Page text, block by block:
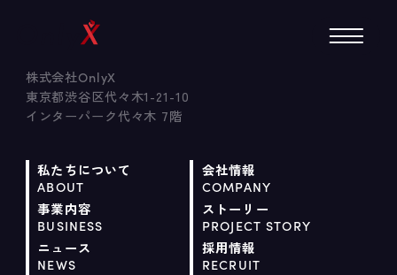
株式会社OnlyX
東京都渋谷区代々木1-21-10
インターパーク代々木 7階
私たちについて
ABOUT
会社情報
COMPANY
事業内容
BUSINESS
ストーリー
PROJECT STORY
ニュース
NEWS
採用情報
RECRUIT